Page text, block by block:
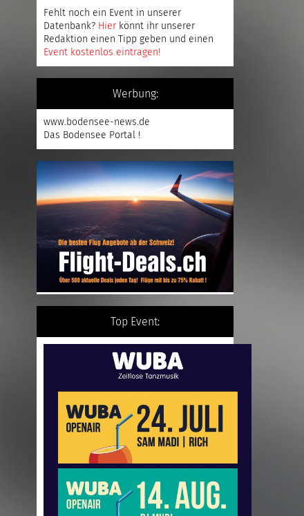
Fehlt noch ein Event in unserer
Datenbank? Hier könnt ihr unserer
Redaktion einen Tipp geben und einen
Event kostenlos eintragen!
Werbung:
www.bodensee-news.de
Das Bodensee Portal !
Top Event: